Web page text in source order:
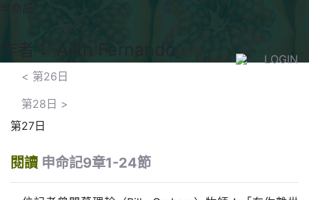
LOGIN
< 第26日
第28日 >
第27日
閱讀 申命記9章1-24節